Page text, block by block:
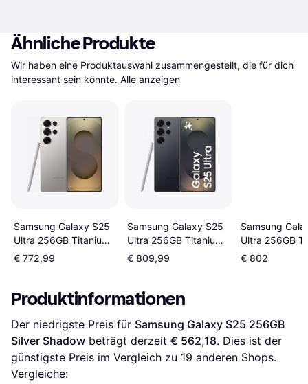
Ähnliche Produkte
Wir haben eine Produktauswahl zusammengestellt, die für dich
interessant sein könnte. Alle anzeigen
Samsung Galaxy S25
Ultra 256GB Titanium
Gray
€ 772,99
Samsung Galaxy S25
Ultra 256GB Titanium
Black
€ 809,99
Samsung
Ultra 256GB
Silverblue
€ 802
Produktinformationen
Der niedrigste Preis für Samsung Galaxy S25 256GB
Silver Shadow beträgt derzeit € 562,18. Dies ist der
günstigste Preis im Vergleich zu 19 anderen Shops.
Vergleiche: